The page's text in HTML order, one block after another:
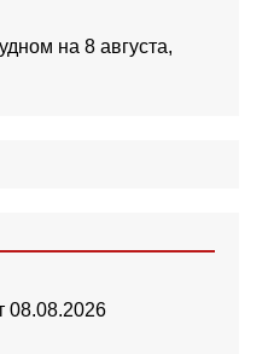
на 8 августа,
08.08.2026